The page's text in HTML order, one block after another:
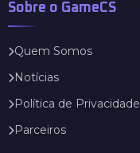
Sobre o GameCS
Quem Somos
Notícias
Política de Privacidade
Parceiros